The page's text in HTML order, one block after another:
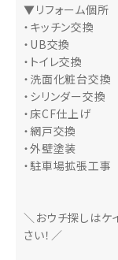
▼リフォーム個所
・キッチン交換
・UB交換
・トイレ交換
・洗面化粧台交換
・シリンダー交換
・床CF仕上げ
・網戸交換
・外壁塗装
・駐車場拡張
＼おウチ探しはケ
さい！／